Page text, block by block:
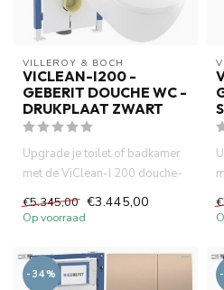
VILLEROY & BOCH
VICLEAN-I200 -
GEBERIT DOUCHE WC -
DRUKPLAAT ZWART
Upgrade je toilet of badkamer
met de ViClean-I 200 douche-
wc, het betrouwbare Ge...
€5.345,00 €3.445,00
Op voorraad
-34%